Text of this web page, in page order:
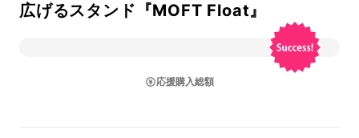
広げるスタンド『MOFT Float』
応援購入総額